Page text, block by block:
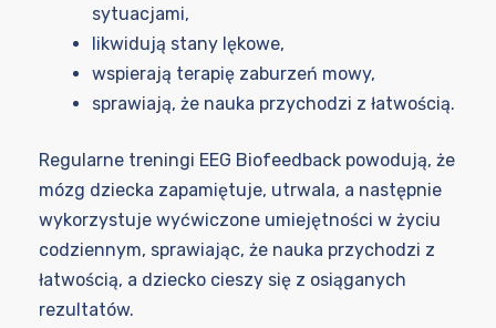
sytuacjami,
likwidują stany lękowe,
wspierają terapię zaburzeń mowy,
sprawiają, że nauka przychodzi z łatwością.
Regularne treningi EEG Biofeedback powodują, że
mózg dziecka zapamiętuje, utrwala, a następnie
wykorzystuje wyćwiczone umiejętności w życiu
codziennym, sprawiając, że nauka przychodzi z
łatwością, a dziecko cieszy się z osiąganych
rezultatów.